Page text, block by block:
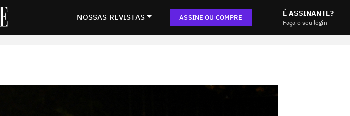
NOSSAS REVISTAS ASSINE OU COMPRE É ASSINANTE?
Faça o seu login